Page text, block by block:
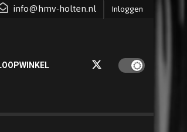
info@hmv-holten.nl Inloggen